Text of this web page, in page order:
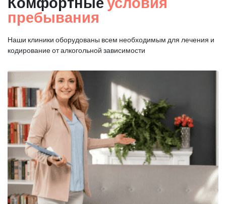
пребывания
Наши клиники оборудованы всем необходимым для лечения и
кодирование от алкогольной зависимости